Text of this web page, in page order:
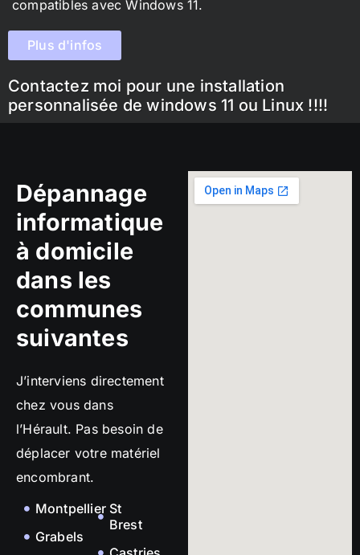
compatibles avec Windows 11.
Plus d'infos
Contactez moi pour une installation
personnalisée de windows 11 ou Linux !!!!
Dépannage
informatique
à domicile
dans les
communes
suivantes
J’interviens directement
chez vous dans
l’Hérault. Pas besoin de
déplacer votre matériel
encombrant.
Montpellier
Grabels
St
Brest